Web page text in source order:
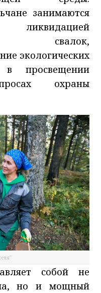
занимаются
свалок,
экологических
просвещении
охраны
собой не
но и мощный